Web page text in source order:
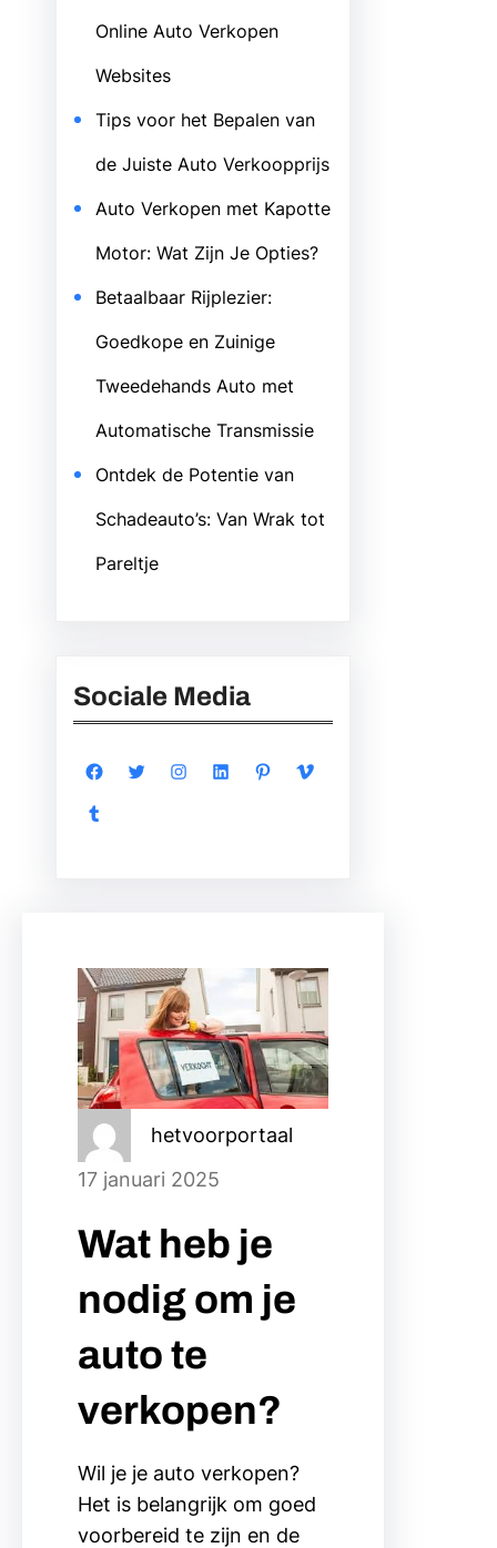
Online Auto Verkopen
Websites
Tips voor het Bepalen van
de Juiste Auto Verkoopprijs
Auto Verkopen met Kapotte
Motor: Wat Zijn Je Opties?
Betaalbaar Rijplezier:
Goedkope en Zuinige
Tweedehands Auto met
Automatische Transmissie
Ontdek de Potentie van
Schadeauto’s: Van Wrak tot
Pareltje
Sociale Media
Facebook Twitter Instagram LinkedIn Pinterest
Vimeo
Tumblr
hetvoorportaal
17 januari 2025
Wat heb je
nodig om je
auto te
verkopen?
Wil je je auto verkopen?
Het is belangrijk om goed
voorbereid te zijn en de